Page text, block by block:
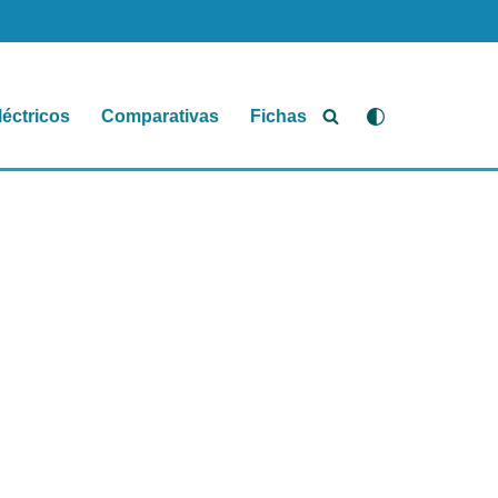
Comparativas Fichas